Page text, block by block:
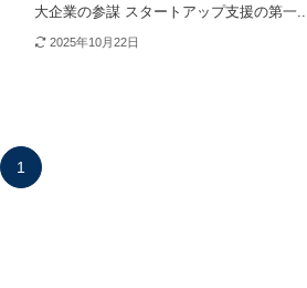
大企業の参謀 スタートアップ支援の第一
2025年10月22日
1